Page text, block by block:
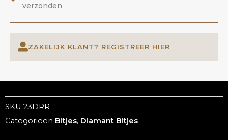
verzonden
ZAKELIJK KLANT? REGISTREER HIER
SKU 23DRR
Categorieën Bitjes, Diamant Bitjes